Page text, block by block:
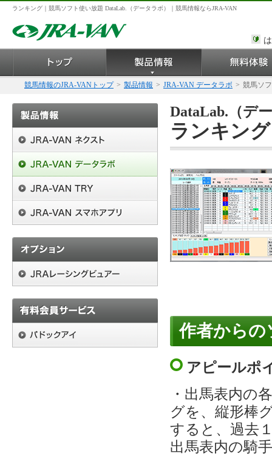
ランキング｜競馬ソフト使い放題 DataLab.（データラボ）｜競馬情報ならJRA-VAN
競馬情報のJRA-VANトップ > 製品情報 > JRA-VAN データラボ > 競馬ソ
DataLab.（デ
ランキン
作者からの
アピールポ
・出馬表内の
グを、縦形棒
すると、過去
出馬表内の騎